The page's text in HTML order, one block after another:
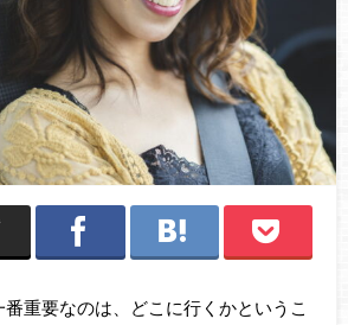
番重要なのは、どこに行くかというこ